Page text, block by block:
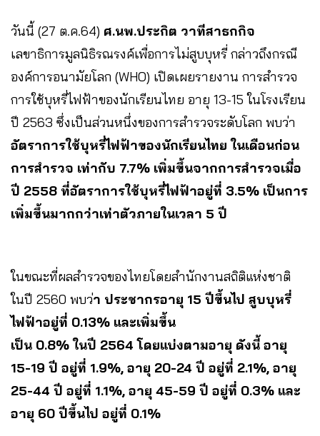
วันนี้ (27 ต.ค.64) ศ.นพ.ประกิต วาทีสาธกกิจ
เลขาธิการมูลนิธิรณรงค์เพื่อการไม่สูบบุหรี่ กล่าวถึงกรณี
องค์การอนามัยโลก (WHO) เปิดเผยรายงาน การสำรวจ
การใช้บุหรี่ไฟฟ้าของนักเรียนไทย อายุ 13-15 ในโรงเรียน
ปี 2563 ซึ่งเป็นส่วนหนึ่งของการสำรวจระดับโลก พบว่า
อัตราการใช้บุหรี่ไฟฟ้าของนักเรียนไทย ในเดือนก่อน
การสำรวจ เท่ากับ 7.7% เพิ่มขึ้นจากการสำรวจเมื่อ
ปี 2558 ที่อัตราการใช้บุหรี่ไฟฟ้าอยู่ที่ 3.5% เป็นการ
เพิ่มขึ้นมากกว่าเท่าตัวภายในเวลา 5 ปี
ในขณะที่ผลสำรวจของไทยโดยสำนักงานสถิติแห่งชาติ
ในปี 2560 พบว่า ประชากรอายุ 15 ปีขึ้นไป สูบบุหรี่
ไฟฟ้าอยู่ที่ 0.13% และเพิ่มขึ้น
เป็น 0.8% ในปี 2564 โดยแบ่งตามอายุ ดังนี้ อายุ
15-19 ปี อยู่ที่ 1.9%, อายุ 20-24 ปี อยู่ที่ 2.1%, อายุ
25-44 ปี อยู่ที่ 1.1%, อายุ 45-59 ปี อยู่ที่ 0.3% และ
อายุ 60 ปีขึ้นไป อยู่ที่ 0.1%